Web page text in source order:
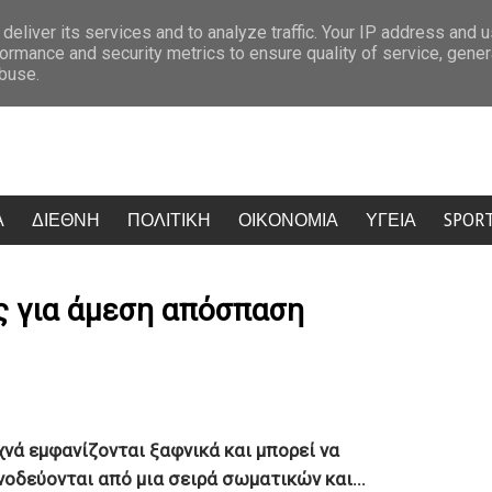
– Προειδοποίηση από τους γιατρούς με τα κρούσματα ιού του
ΔΙΕΘΝΗ ΠΟΛΙΤΙΚΗ ΟΙΚΟΝΟΜΙΑ ΥΓΕΙΑ
για άμεση απόσπαση
εμφανίζονται ξαφνικά και μπορεί να
από μια σειρά σωματικών και...
its services and to analyze traffic. Your IP address and
and security metrics to ensure quality of service,